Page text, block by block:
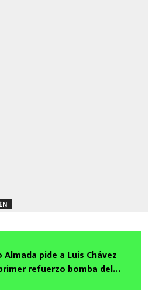
pide a Luis Chávez
refuerzo bomba del